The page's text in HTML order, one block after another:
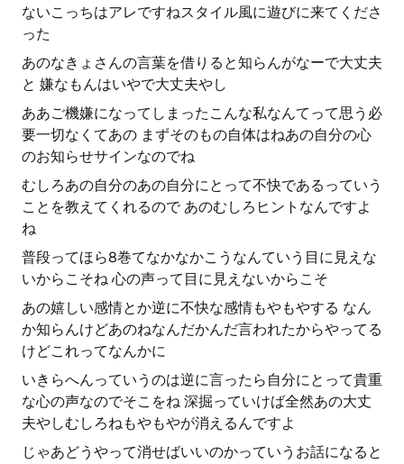
ないこっちはアレですねスタイル風に遊びに来てくださ
った
あのなきょさんの言葉を借りると知らんがなーで大丈夫
と 嫌なもんはいやで大丈夫やし
ああご機嫌になってしまったこんな私なんてって思う必
要一切なくてあの まずそのもの自体はねあの自分の心
のお知らせサインなのでね
むしろあの自分のあの自分にとって不快であるっていう
ことを教えてくれるので あのむしろヒントなんですよ
ね
普段ってほら8巻てなかなかこうなんていう目に見えな
いからこそね 心の声って目に見えないからこそ
あの嬉しい感情とか逆に不快な感情もやもやする なん
か知らんけどあのねなんだかんだ言われたからやってる
けどこれってなんかに
いきらへんっていうのは逆に言ったら自分にとって貴重
な心の声なのでそこをね 深掘っていけば全然あの大丈
夫やしむしろねもやもやが消えるんですよ
じゃあどうやって消せばいいのかっていうお話になると